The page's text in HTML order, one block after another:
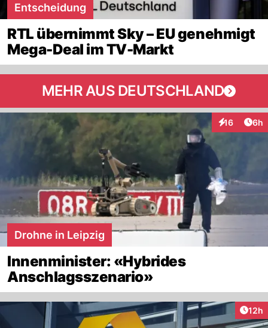
Entscheidung
RTL übernimmt Sky – EU genehmigt
Mega-Deal im TV-Markt
MEHR AUS DEUTSCHLAND
16
Interaktionen
6h
Drohne in Leipzig
Innenminister: «Hybrides
Anschlagsszenario»
12h